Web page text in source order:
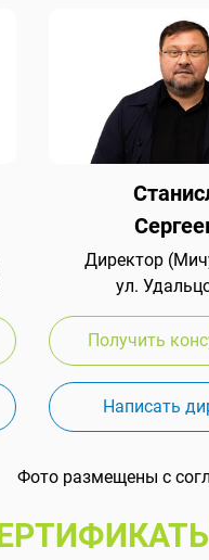
Директор
ул.
Получить
Написать
Фото размещены с